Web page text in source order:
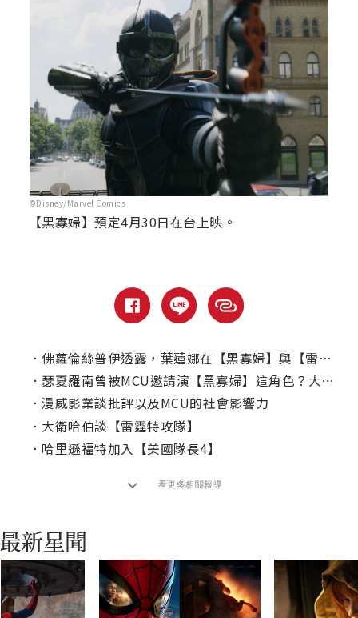
©Disney/Marvel Comics
【黑寡婦】預定4月30日在台上映。
． 佛蘿倫絲普伊透露，葉蓮娜在【黑寡婦】與【雷霆特攻隊*】的差異？
． 瑟夏羅南曾被MCU邀請演【黑寡婦】這角色？大談為何拒絕超英電影！
． 漫威影業談批評以及MCU的社會影響力
． 大衛哈伯談【雷霆特攻隊】
． 哈里遜福特加入【美國隊長4】
看更多相關報導